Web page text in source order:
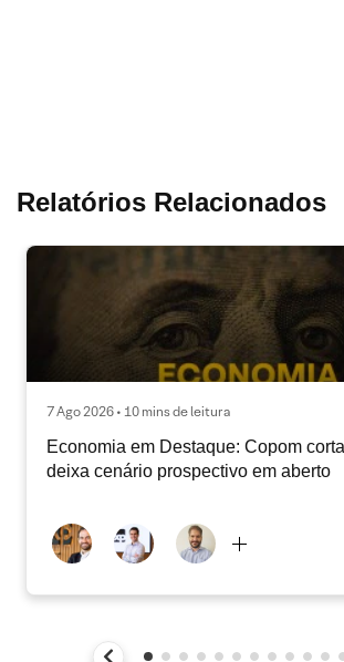
Relatórios Relacionados
7 Ago 2026 • 10 mins de leitura
Economia em Destaque: Copom
deixa cenário prospectivo em aberto